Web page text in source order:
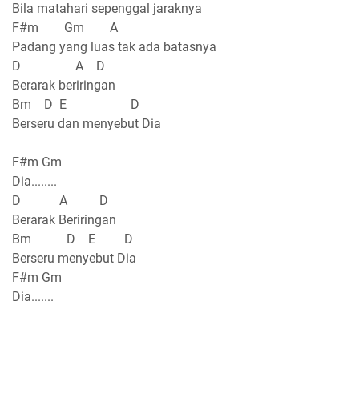
Bila matahari sepenggal jaraknya
F#m Gm A
Padang yang luas tak ada batasnya
D A D
Berarak beriringan
Bm D E D
Berseru dan menyebut Dia
F#m Gm
Dia........
D A D
Berarak Beriringan
Bm D E D
Berseru menyebut Dia
F#m Gm
Dia.......